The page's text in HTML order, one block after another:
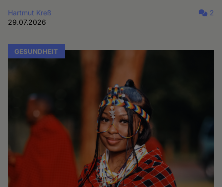
Hartmut Kreß
29.07.2026
2
GESUNDHEIT